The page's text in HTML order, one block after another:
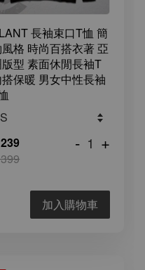
長袖束口T恤 簡
格 時尚百搭衣著 亞
型 素面休閒長袖T
保暖 男女中性長袖
- +
加入購物車